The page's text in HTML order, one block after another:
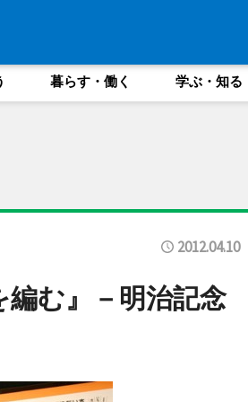
暮らす・働く 学ぶ・知る
2012.04.10
む』－明治記念